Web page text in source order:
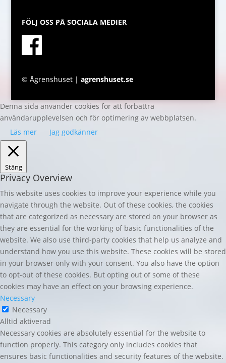
FÖLJ OSS PÅ SOCIALA MEDIER
© Ågrenshuset | agrenshuset.se
Denna sida använder cookies för att förbättra
användarupplevelsen och för optimering av webbplatsen.
Läs mer
Jag godkänner
Stäng
Privacy Overview
This website uses cookies to improve your experience while you
navigate through the website. Out of these cookies, the cookies
that are categorized as necessary are stored on your browser as
they are essential for the working of basic functionalities of the
website. We also use third-party cookies that help us analyze and
understand how you use this website. These cookies will be stored
in your browser only with your consent. You also have the option
to opt-out of these cookies. But opting out of some of these
cookies may have an effect on your browsing experience.
Necessary
Necessary
Alltid aktiverad
Necessary cookies are absolutely essential for the website to
function properly. This category only includes cookies that
ensures basic functionalities and security features of the website.